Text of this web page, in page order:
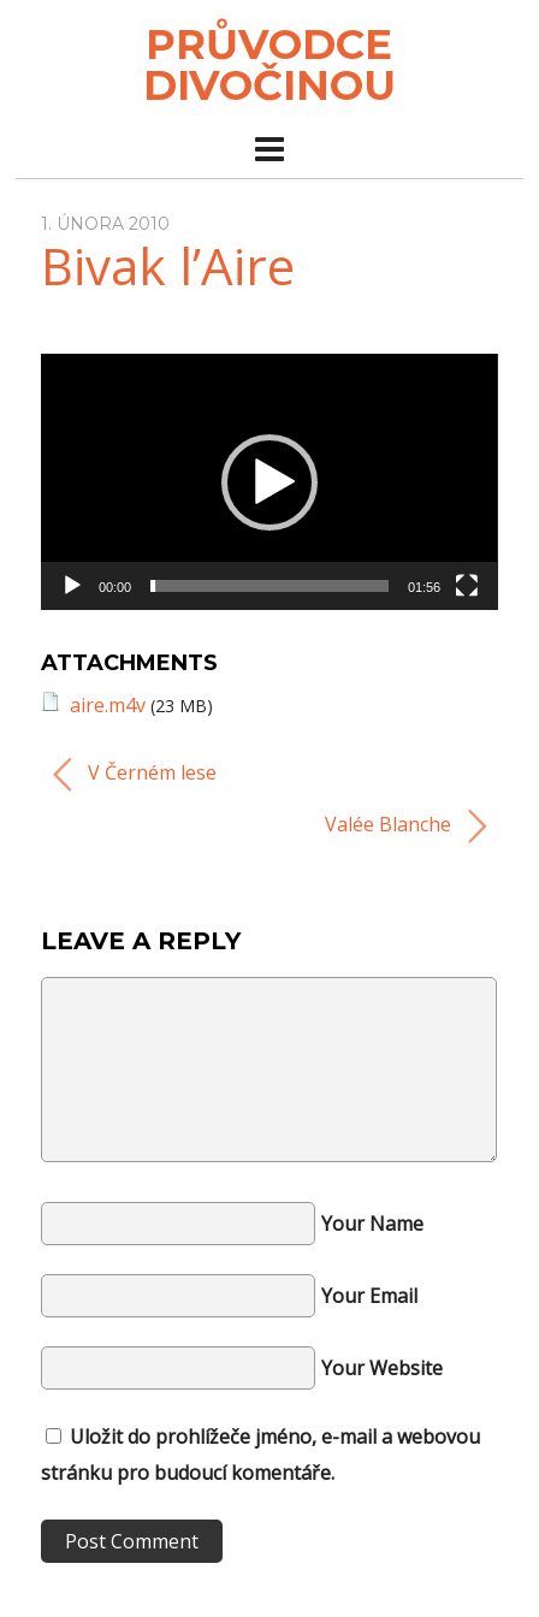
PRŮVODCE
DIVOČINOU
1. ÚNORA 2010
Bivak l’Aire
00:00 01:56
ATTACHMENTS
aire.m4v (23 MB)
V Černém lese
Valée Blanche
LEAVE A REPLY
Your Name
Your Email
Your Website
Uložit do prohlížeče jméno, e-mail a webovou
stránku pro budoucí komentáře.